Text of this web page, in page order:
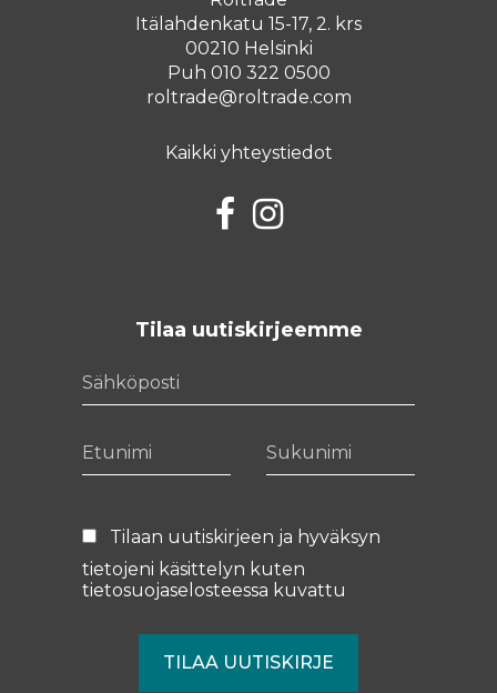
Itälahdenkatu 15-17, 2. krs
00210 Helsinki
Puh 010 322 0500
roltrade@roltrade.com
Kaikki yhteystiedot
FacebookInstagram
Tilaa uutiskirjeemme
Tilaan uutiskirjeen ja hyväksyn
tietojeni käsittelyn kuten
tietosuojaselosteessa kuvattu